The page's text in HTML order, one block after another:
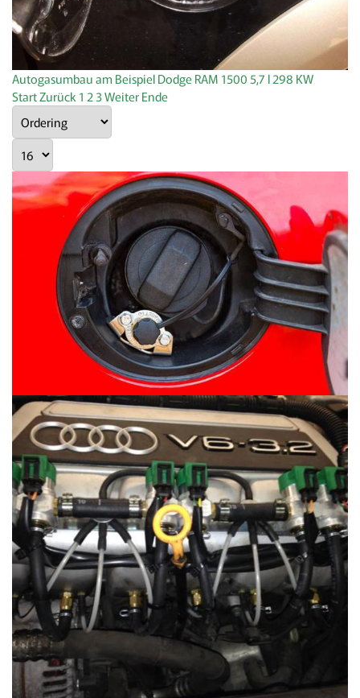
Autogasumbau am Beispiel Dodge RAM 1500 5,7 l 298 KW
StartZurück 1 23WeiterEnde